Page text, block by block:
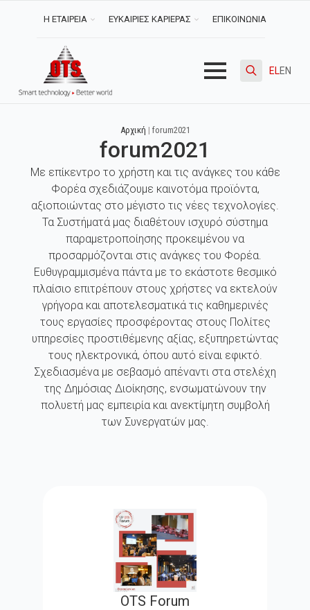
Η ΕΤΑΙΡΕΙΑ ΕΥΚΑΙΡΙΕΣ ΚΑΡΙΕΡΑΣ ΕΠΙΚΟΙΝΩΝΙΑ
ELEN
Αρχική | forum2021
forum2021
Με επίκεντρο το χρήστη και τις ανάγκες του κάθε
Φορέα σχεδιάζουμε καινοτόμα προϊόντα,
αξιοποιώντας στο μέγιστο τις νέες τεχνολογίες.
Τα Συστήματά μας διαθέτουν ισχυρό σύστημα
παραμετροποίησης προκειμένου να
προσαρμόζονται στις ανάγκες του Φορέα.
Ευθυγραμμισμένα πάντα με το εκάστοτε θεσμικό
πλαίσιο επιτρέπουν στους χρήστες να εκτελούν
γρήγορα και αποτελεσματικά τις καθημερινές
τους εργασίες προσφέροντας στους Πολίτες
υπηρεσίες προστιθέμενης αξίας, εξυπηρετώντας
τους ηλεκτρονικά, όπου αυτό είναι εφικτό.
Σχεδιασμένα με σεβασμό απέναντι στα στελέχη
της Δημόσιας Διοίκησης, ενσωματώνουν την
πολυετή μας εμπειρία και ανεκτίμητη συμβολή
των Συνεργατών μας.
OTS Forum